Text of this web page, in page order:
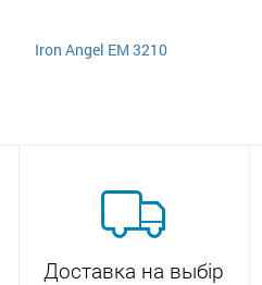
Iron Angel EM 3210
Доставка на выбір